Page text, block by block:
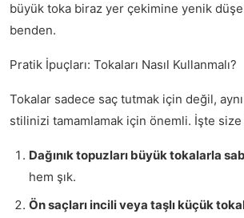
büyük toka biraz yer çekimine yenik
benden.
Pratik İpuçları: Tokaları Nasıl Kullanmalı?
Tokalar sadece saç tutmak için değil,
stilinizi tamamlamak için önemli. İşte
Dağınık topuzları büyük tokalarla
hem şık.
Ön saçları incili veya taşlı küçük